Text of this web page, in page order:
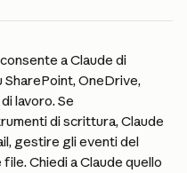
a Claude di
OneDrive,
lavoro. Se
di scrittura, Claude
gestire gli eventi del
Chiedi a Claude quello